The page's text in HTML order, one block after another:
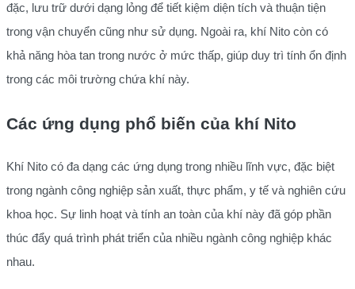
đặc, lưu trữ dưới dạng lỏng để tiết kiệm diện tích và thuận tiện
trong vận chuyển cũng như sử dụng. Ngoài ra, khí Nito còn có
khả năng hòa tan trong nước ở mức thấp, giúp duy trì tính ổn định
trong các môi trường chứa khí này.
Các ứng dụng phổ biến của khí Nito
Khí Nito có đa dạng các ứng dụng trong nhiều lĩnh vực, đặc biệt
trong ngành công nghiệp sản xuất, thực phẩm, y tế và nghiên cứu
khoa học. Sự linh hoạt và tính an toàn của khí này đã góp phần
thúc đẩy quá trình phát triển của nhiều ngành công nghiệp khác
nhau.